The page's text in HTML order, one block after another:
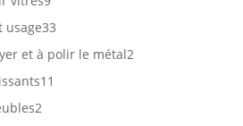
produits
usage3333
produits
et à polir le métal22
11
22